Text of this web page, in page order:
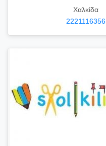
Χαλκίδα
2221116356